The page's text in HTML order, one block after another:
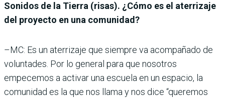
Sonidos de la Tierra (risas). ¿Cómo es el aterrizaje
del proyecto en una comunidad?
–MC: Es un aterrizaje que siempre va acompañado de
voluntades. Por lo general para que nosotros
empecemos a activar una escuela en un espacio, la
comunidad es la que nos llama y nos dice “queremos